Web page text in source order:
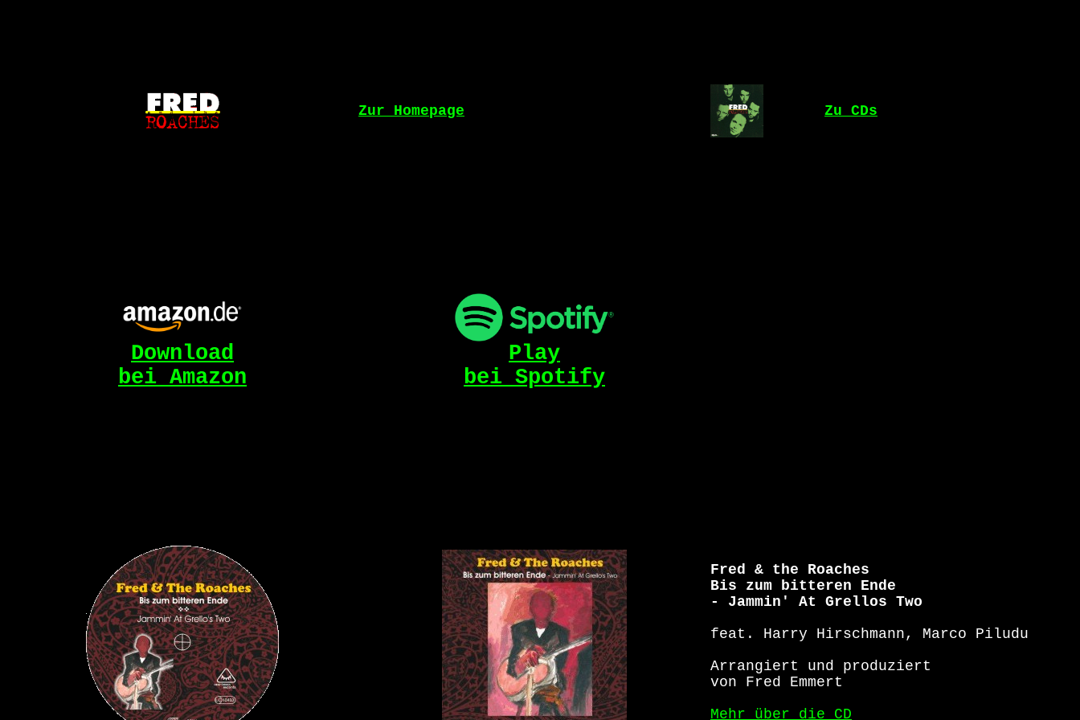
Zur Homepage Zu CDs
Download
bei Amazon
Play
bei Spotify
Fred & the Roaches
Bis zum bitteren Ende
- Jammin' At Grellos Two
feat. Harry Hirschmann, Marco Piludu
Arrangiert und produziert
von Fred Emmert
Mehr über die CD